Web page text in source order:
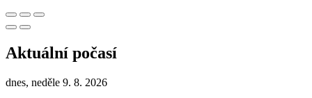
Aktuální počasí
dnes, neděle 9. 8. 2026